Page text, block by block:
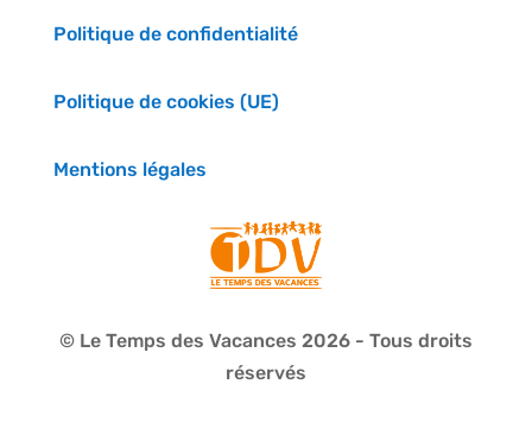
Politique de confidentialité
Politique de cookies (UE)
Mentions légales
© Le Temps des Vacances 2026 - Tous droits
réservés